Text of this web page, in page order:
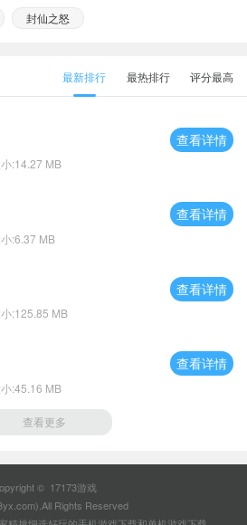
封仙之怒
最新排行 最热排行 评分最高
:14.27 MB
查看详情
:6.37 MB
查看详情
:125.85 MB
查看详情
:45.16 MB
查看详情
查看更多
© 17173游戏
Rights Reserved